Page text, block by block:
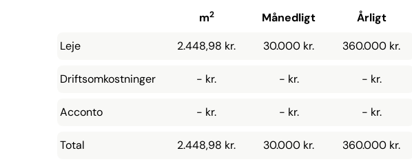
m2 Månedligt
Årligt
Leje
2.448,98 kr. 30.000 kr. 360.000 kr.
Driftsomkostninger - kr. - kr. - kr.
Acconto - kr. - kr. - kr.
Total 2.448,98 kr. 30.000 kr. 360.000 kr.